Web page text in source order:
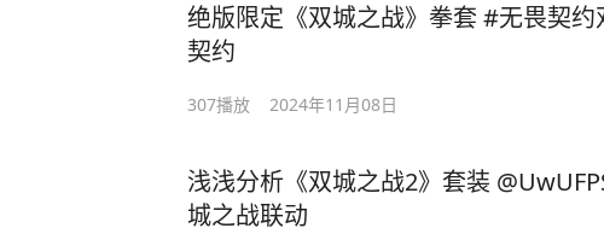
绝版限定《双城之战》拳套 #无畏契
契约
307播放 2024年11月08日
浅浅分析《双城之战2》套装
城之战联动